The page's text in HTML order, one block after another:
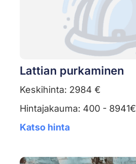
Lattian purkaminen
Keskihinta: 2984 €
Hintajakauma: 400 - 8941€
Katso hinta